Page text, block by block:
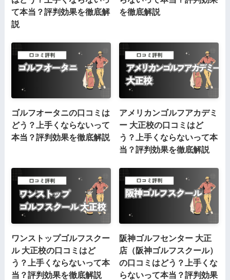
て本当？評判効果を徹底解
説
を徹底解説
ゴルフオータニの口コミは
どう？上手くならないって
本当？評判効果を徹底解説
アメリカンゴルフアカデミ
ー 大正校の口コミはど
う？上手くならないって本
当？評判効果を徹底解説
ワンストップゴルフスクー
ル 大正校の口コミはど
う？上手くならないって本
当？評判効果を徹底解説
阪神ゴルフセンター 大正
店（阪神ゴルフスクール）
の口コミはどう？上手くな
らないって本当？評判効果